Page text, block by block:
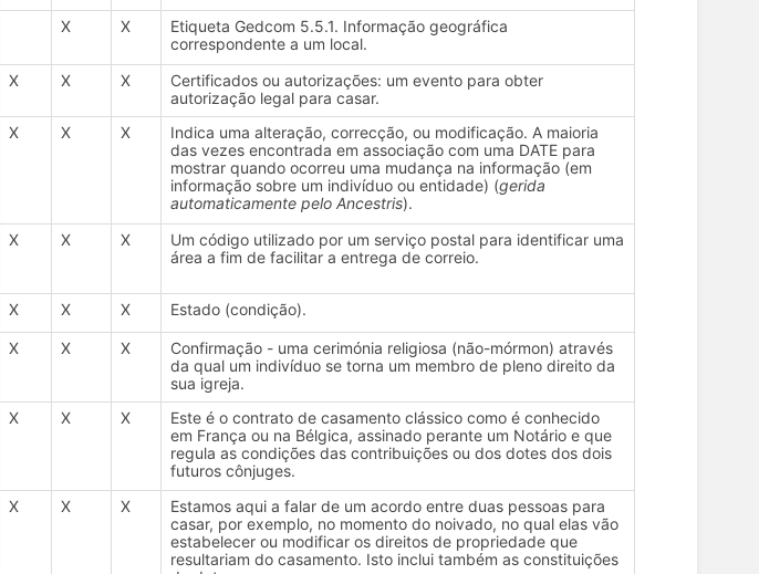
X X
Etiqueta Gedcom 5.5.1. Informação geográfica
correspondente a um local.
X X X
Certificados ou autorizações: um evento para obter
autorização legal para casar.
X X X
Indica uma alteração, correcção, ou modificação. A maioria
das vezes encontrada em associação com uma DATE para
mostrar quando ocorreu uma mudança na informação (em
informação sobre um indivíduo ou entidade) (gerida
automaticamente pelo Ancestris).
X X X
Um código utilizado por um serviço postal para identificar uma
área a fim de facilitar a entrega de correio.
X X X Estado (condição).
X X X
Confirmação - uma cerimónia religiosa (não-mórmon) através
da qual um indivíduo se torna um membro de pleno direito da
sua igreja.
X X X
Este é o contrato de casamento clássico como é conhecido
em França ou na Bélgica, assinado perante um Notário e que
regula as condições das contribuições ou dos dotes dos dois
futuros cônjuges.
X X X
Estamos aqui a falar de um acordo entre duas pessoas para
casar, por exemplo, no momento do noivado, no qual elas vão
estabelecer ou modificar os direitos de propriedade que
resultariam do casamento. Isto inclui também as constituições